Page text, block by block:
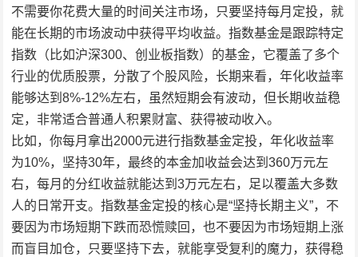
不需要你花费大量的时间关注市场，只要坚持每月定投，就
能在长期的市场波动中获得平均收益。指数基金是跟踪特定
指数（比如沪深300、创业板指数）的基金，它覆盖了多个
行业的优质股票，分散了个股风险，长期来看，年化收益率
能够达到8%-12%左右，虽然短期会有波动，但长期收益稳
定，非常适合普通人积累财富、获得被动收入。
比如，你每月拿出2000元进行指数基金定投，年化收益率
为10%，坚持30年，最终的本金加收益会达到360万元左
右，每月的分红收益就能达到3万元左右，足以覆盖大多数
人的日常开支。指数基金定投的核心是“坚持长期主义”，不
要因为市场短期下跌而恐慌赎回，也不要因为市场短期上涨
而盲目加仓，只要坚持下去，就能享受复利的魔力，获得稳